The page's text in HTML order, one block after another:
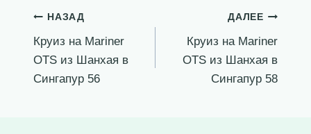
Навигация
по
записям
НАЗАД
Круиз на Mariner
OTS из Шанхая в
Сингапур 56
ДАЛЕЕ
Круиз на Mariner
OTS из Шанхая в
Сингапур 58